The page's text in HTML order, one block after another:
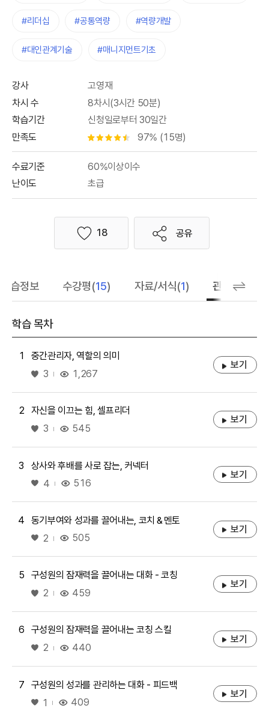
#리더십 #공통역량 #역량개발
#대인관계기술 #매니지먼트기초
강사
고영재
차시 수
8차시(3시간 50분)
학습기간
신청일로부터 30일간
만족도
별점 4.5개 97% (15명)
수료기준
60%이상이수
난이도
초급
좋아요
18 공유
학습정보 수강평(15) 자료/서식(1) 관련 추천 학
학습 목차
1
중간관리자, 역할의 의미
좋아요
3 1,267
보기
2
자신을 이끄는 힘, 셀프리더
좋아요
3 545
보기
3
상사와 후배를 사로 잡는, 커넥터
좋아요
4 516
보기
4
동기부여와 성과를 끌어내는, 코치＆멘토
좋아요
2 505
보기
5
구성원의 잠재력을 끌어내는 대화 - 코칭
좋아요
2 459
보기
6
구성원의 잠재력을 끌어내는 코칭 스킬
좋아요
2 440
보기
7
구성원의 성과를 관리하는 대화 - 피드백
좋아요
1 409
보기